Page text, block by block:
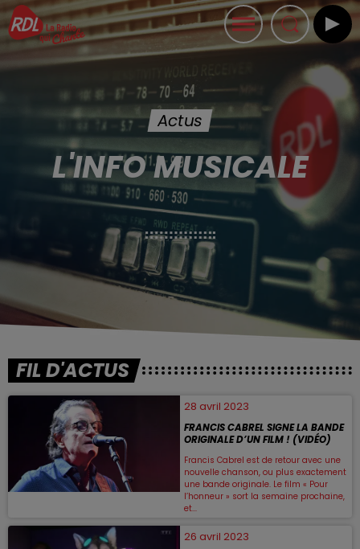
Actus
L'INFO MUSICALE
FIL D'ACTUS
28 avril 2023
FRANCIS CABREL SIGNE LA BANDE
ORIGINALE D’UN FILM ! (VIDÉO)
Francis Cabrel est de retour avec une
nouvelle chanson, ou plus exactement
une bande originale. Le film « Pour
l’honneur » sort la semaine prochaine,
et...
26 avril 2023